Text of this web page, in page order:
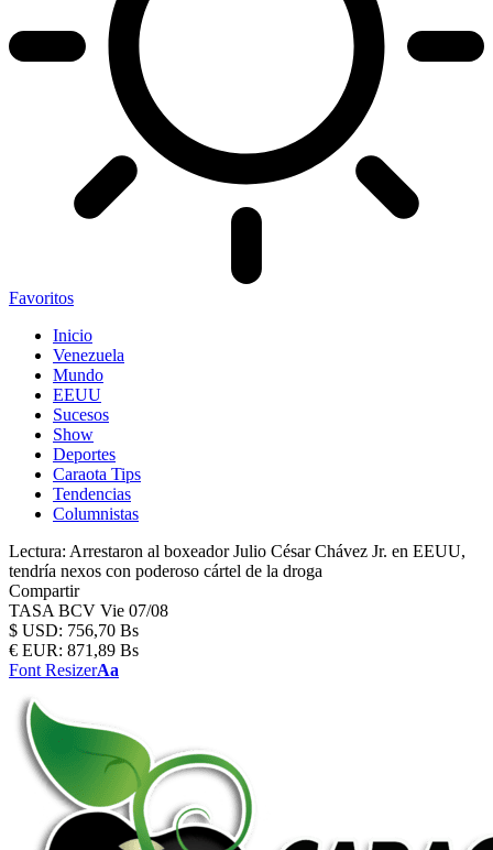
Favoritos
Inicio
Venezuela
Mundo
EEUU
Sucesos
Show
Deportes
Caraota Tips
Tendencias
Columnistas
Lectura: Arrestaron al boxeador Julio César Chávez Jr. en EEUU,
tendría nexos con poderoso cártel de la droga
Compartir
TASA BCV Vie 07/08
$ USD: 756,70 Bs
€ EUR: 871,89 Bs
Font ResizerAa